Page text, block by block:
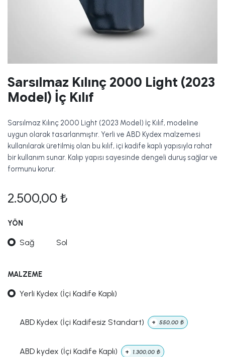
Sarsılmaz Kılınç 2000 Light (2023
Model) İç Kılıf
Sarsılmaz Kılınç 2000 Light (2023 Model) İç Kılıf, modeline
uygun olarak tasarlanmıştır. Yerli ve ABD Kydex malzemesi
kullanılarak üretilmiş olan bu kılıf, içi kadife kaplı yapısıyla rahat
bir kullanım sunar. Kalıp yapısı sayesinde dengeli duruş sağlar ve
formunu korur.
2.500,00 ₺
YÖN
Sağ Sol
MALZEME
Yerli Kydex (İçi Kadife Kaplı)
ABD Kydex (İçi Kadifesiz Standart) + 550,00 ₺
ABD kydex (İçi Kadife Kaplı) + 1.300,00 ₺